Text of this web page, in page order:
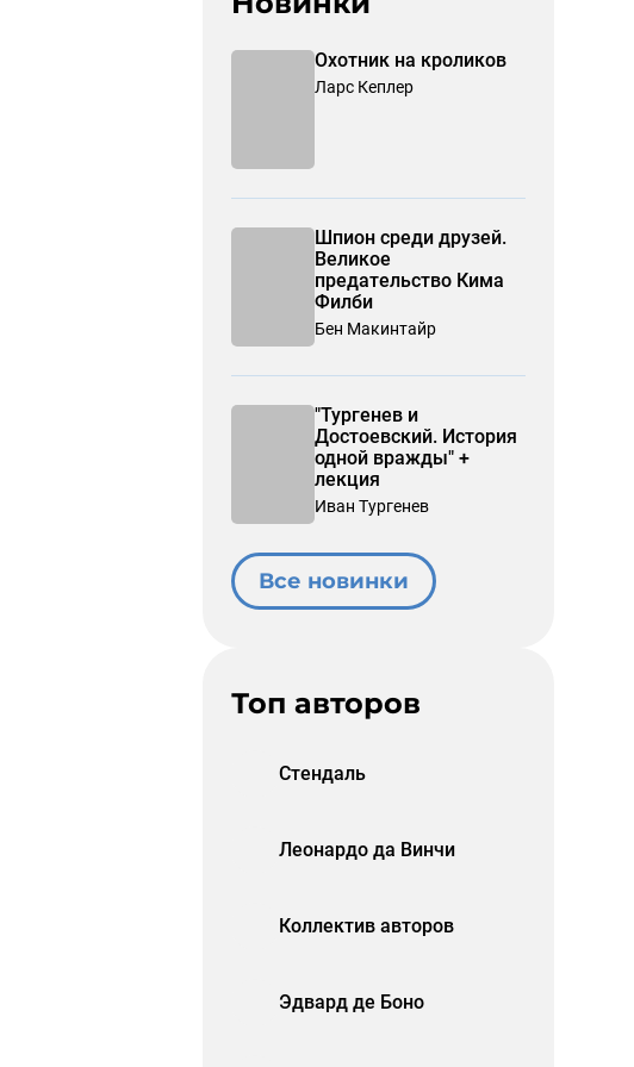
Охотник на кроликов
Ларс Кеплер
Шпион среди друзей.
Великое
предательство Кима
Филби
Бен Макинтайр
"Тургенев и
Достоевский. История
одной вражды" +
лекция
Иван Тургенев
Все новинки
Топ авторов
Стендаль
Леонардо да Винчи
Коллектив авторов
Эдвард де Боно